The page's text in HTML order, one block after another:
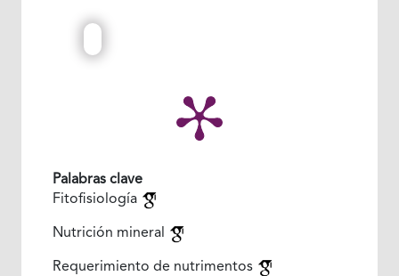
Palabras clave
Fitofisiología
Nutrición mineral
Requerimiento de nutrimentos